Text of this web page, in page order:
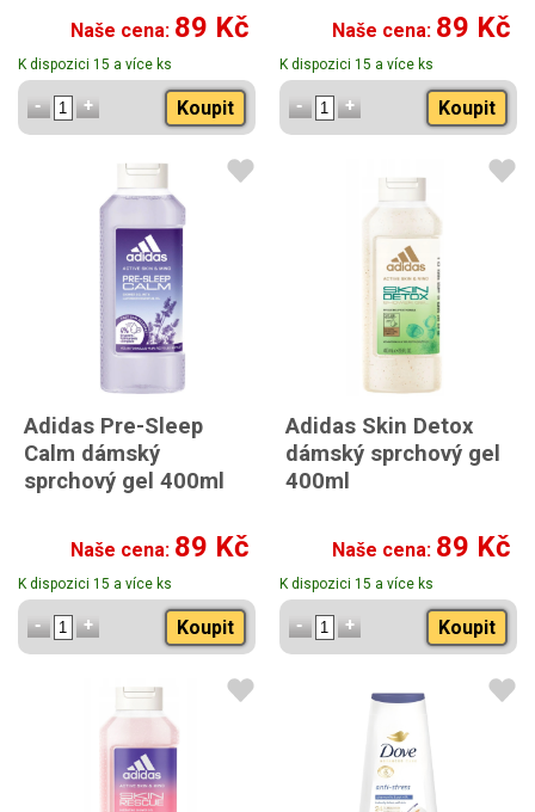
Naše cena: 89 Kč
K dispozici 15 a více ks
Koupit
Naše cena: 89 Kč
K dispozici 15 a více ks
Koupit
Adidas Pre-Sleep
Calm dámský
sprchový gel 400ml
Naše cena: 89 Kč
K dispozici 15 a více ks
Koupit
Adidas Skin Detox
dámský sprchový gel
400ml
Naše cena: 89 Kč
K dispozici 15 a více ks
Koupit